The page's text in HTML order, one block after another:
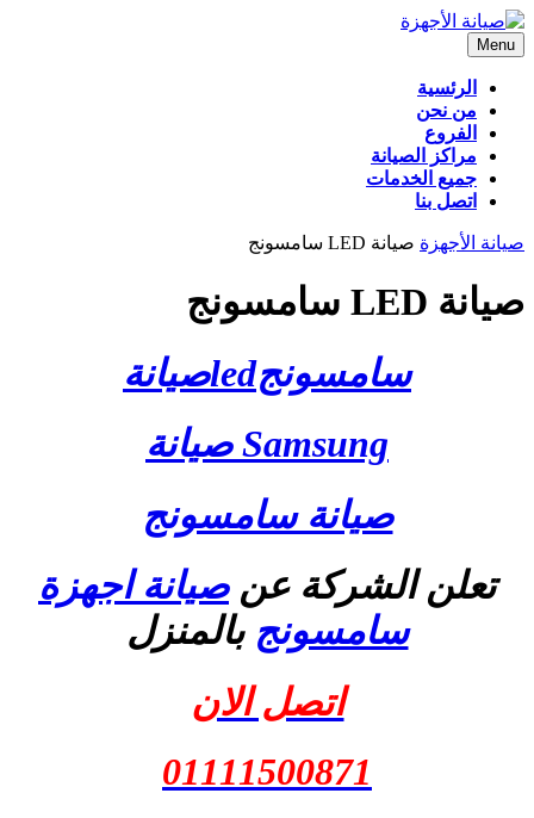
Skip
to
content
Menu
الرئسية
من نحن
الفروع
مراكز الصيانة
جميع الخدمات
اتصل بنا
CLOSE
صيانة الأجهزة صيانة LED سامسونج
صيانة LED سامسونج
سامسونجledصيانة
Samsung صيانة
صيانة سامسونج
تعلن الشركة عنصيانة اجهزة
سامسونج بالمنزل
اتصل الان
01111500871